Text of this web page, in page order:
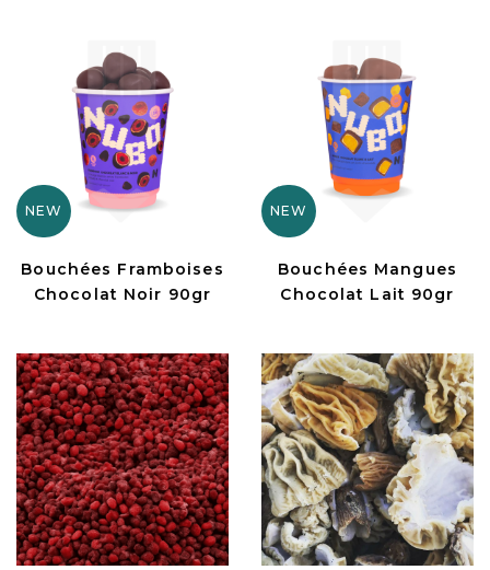
NEW
Bouchées Framboises
Chocolat Noir 90gr
NEW
Bouchées Mangues
Chocolat Lait 90gr